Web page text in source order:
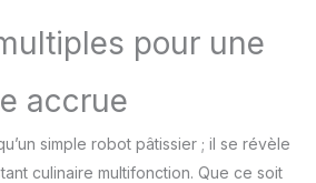
pour une
accrue
simple robot pâtissier ; il se révèle
culinaire multifonction. Que ce soit